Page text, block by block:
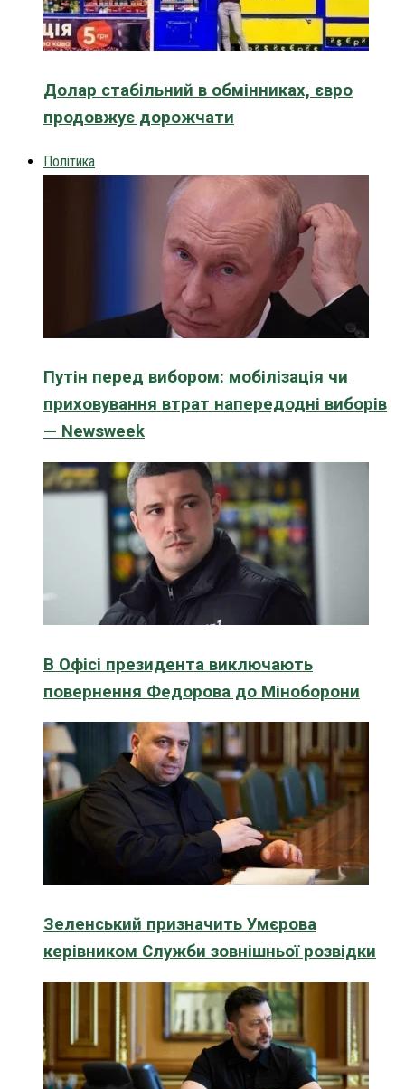
Долар стабільний в обмінниках, євро
продовжує дорожчати
Політика
Путін перед вибором: мобілізація чи
приховування втрат напередодні виборів
— Newsweek
В Офісі президента виключають
повернення Федорова до Міноборони
Зеленський призначить Умєрова
керівником Служби зовнішньої розвідки